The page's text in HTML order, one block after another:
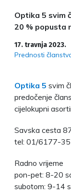
Optika 5 svim
20 % popusta
17. travnja 2023.
Prednosti
Optika 5 svim
predočenje
cijelokupni
Savska cesta
tel: 01/6177-
Radno vrijeme
pon-pet: 8-20
subotom: 9-14